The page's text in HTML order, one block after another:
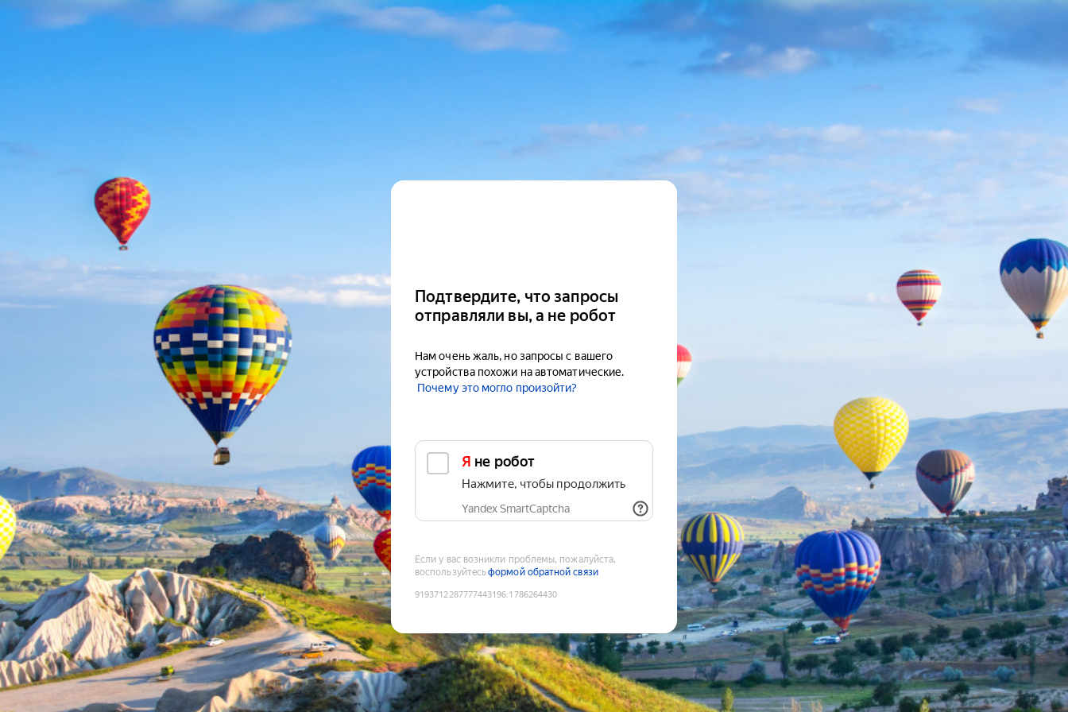
Подтвердите, что запросы
отправляли вы, а не робот
Нам очень жаль, но запросы с вашего
устройства похожи на автоматические.
Почему это могло произойти?
Я не робот
Нажмите, чтобы продолжить
Yandex SmartCaptcha
Если у вас возникли проблемы, пожалуйста,
воспользуйтесьформой обратной связи
9193712287777443196:1786264430